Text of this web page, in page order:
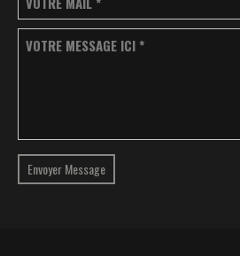
VOTRE MESSAGE ICI *
Envoyer Message